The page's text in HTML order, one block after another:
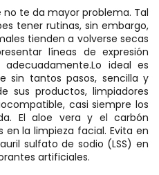
no te da mayor problema. Tal
tener rutinas, sin embargo,
tienden a volverse secas
líneas de expresión
Lo ideal es
sin tantos pasos, sencilla y
sus productos, limpiadores
casi siempre los
El aloe vera y el carbón
en la limpieza facial. Evita en
sulfato de sodio (LSS) en
artificiales.